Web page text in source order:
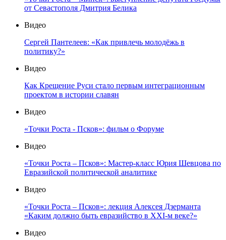
от Севастополя Дмитрия Белика
Видео
Сергей Пантелеев: «Как привлечь молодёжь в
политику?»
Видео
Как Крещение Руси стало первым интеграционным
проектом в истории славян
Видео
«Точки Роста - Псков»: фильм о Форуме
Видео
«Точки Роста – Псков»: Мастер-класс Юрия Шевцова по
Евразийской политической аналитике
Видео
«Точки Роста – Псков»: лекция Алексея Дзерманта
«Каким должно быть евразийство в XXI-м веке?»
Видео